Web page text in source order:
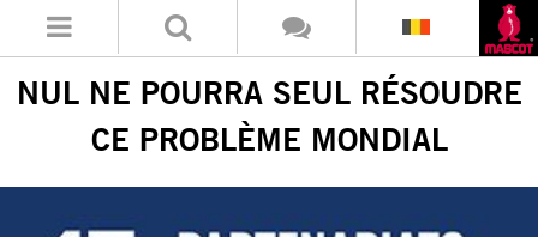
NUL NE POURRA SEUL RÉSOUDRE
CE PROBLÈME MONDIAL